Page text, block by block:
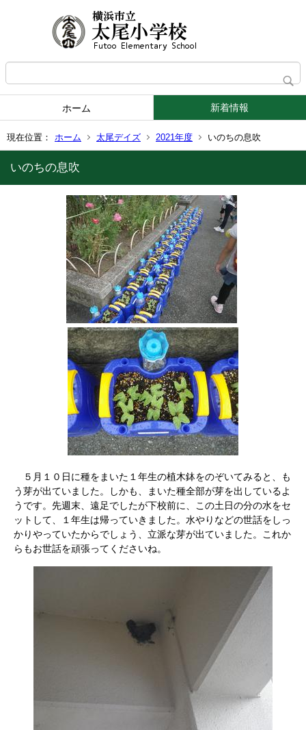
ホーム 新着情報
現在位置： ホーム 太尾デイズ 2021年度 いのちの息吹
いのちの息吹
５月１０日に種をまいた１年生の植木鉢をのぞいてみると、も
う芽が出ていました。しかも、まいた種全部が芽を出しているよ
うです。先週末、遠足でしたが下校前に、この土日の分の水をセ
ットして、１年生は帰っていきました。水やりなどの世話をしっ
かりやっていたからでしょう、立派な芽が出ていました。これか
らもお世話を頑張ってくださいね。